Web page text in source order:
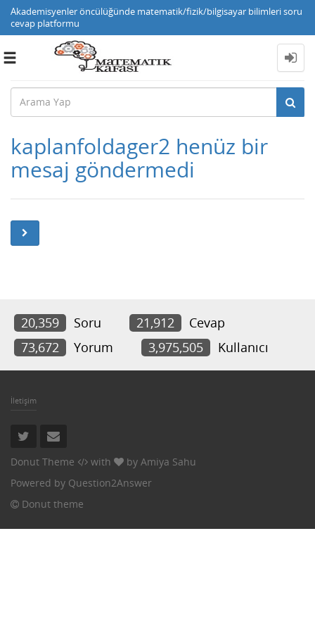
Akademisyenler öncülüğünde matematik/fizik/bilgisayar bilimleri soru
cevap platformu
Toggle
kaplanfoldager2 henüz bir
mesaj göndermedi
20,359 Soru 21,912
Cevap
73,672
Yorum 3,975,505 Kullanıcı
İletişim
Donut Theme with by Amiya Sahu
Powered by Question2Answer
Donut theme